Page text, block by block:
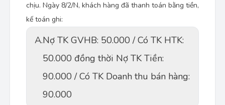
chịu. Ngày 8/2/N, khách hàng đã thanh toán bằng tiền,
kế toán ghi:
A.Nợ TK GVHB: 50.000 / Có TK HTK:
50.000 đồng thời Nợ TK Tiền:
90.000 / Có TK Doanh thu bán hàng:
90.000